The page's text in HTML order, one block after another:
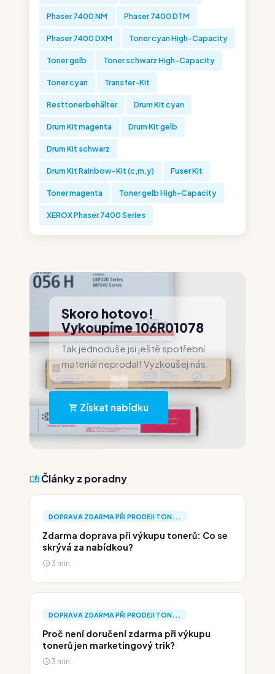
Phaser 7400 NM Phaser 7400 DTM
Phaser 7400 DXM Toner cyan High-Capacity
Toner gelb Toner schwarz High-Capacity
Toner cyan Transfer-Kit
Resttonerbehälter Drum Kit cyan
Drum Kit magenta Drum Kit gelb
Drum Kit schwarz
Drum Kit Rainbow-Kit (c,m,y) Fuser Kit
Toner magenta Toner gelb High-Capacity
XEROX Phaser 7400 Series
Skoro hotovo!
Vykoupíme 106R01078
Tak jednoduše jsi ještě spotřební
materiál neprodal! Vyzkoušej nás.
Získat nabídku
Články z poradny
DOPRAVA ZDARMA PŘI PRODEJI TON...
Zdarma doprava při výkupu tonerů: Co se
skrývá za nabídkou?
3 min.
DOPRAVA ZDARMA PŘI PRODEJI TON...
Proč není doručení zdarma při výkupu
tonerů jen marketingový trik?
3 min.